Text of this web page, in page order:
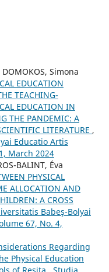
Simona
EDUCATION
TEACHING-
EDUCATION IN
THE PANDEMIC: A
LITERATURE ,
Educatio Artis
March 2024
BALINT, Éva
PHYSICAL
ALLOCATION AND
A CROSS
Babeş-Bolyai
67, No. 4,
Regarding
Physical Education